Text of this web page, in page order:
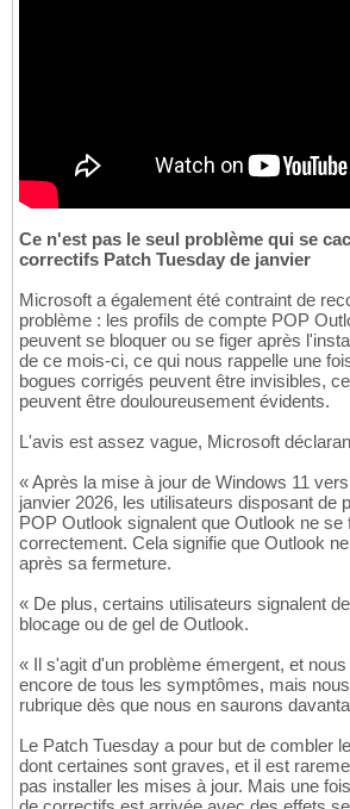
Ce n'est pas le seul problème qui se
correctifs Patch Tuesday de janvier
Microsoft a également été contraint de
problème : les profils de compte POP
peuvent se bloquer ou se figer après
de ce mois-ci, ce qui nous rappelle une
bogues corrigés peuvent être invisibles,
peuvent être douloureusement évidents.
L'avis est assez vague, Microsoft
« Après la mise à jour de Windows 11
janvier 2026, les utilisateurs disposant de
POP Outlook signalent que Outlook ne se
correctement. Cela signifie que Outlook
après sa fermeture.
« De plus, certains utilisateurs signalent
blocage ou de gel de Outlook.
« Il s'agit d'un problème émergent, et
encore de tous les symptômes, mais
rubrique dès que nous en saurons
Le Patch Tuesday a pour but de combler
dont certaines sont graves, et il est
pas installer les mises à jour. Mais une